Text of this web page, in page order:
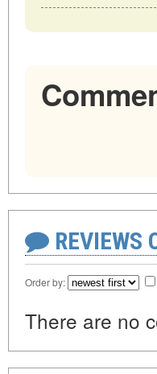
REVIEWS
Order by:
There are no